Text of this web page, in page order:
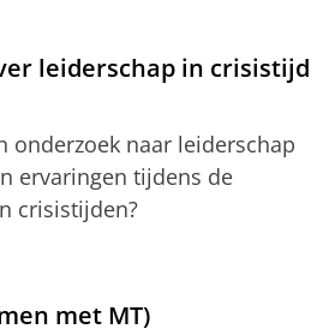
leiderschap in crisistijd
onderzoek naar leiderschap
ervaringen tijdens de
crisistijden?
met MT)